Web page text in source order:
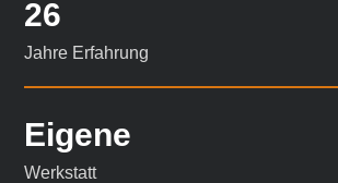
26
Jahre Erfahrung
Eigene
Werkstatt